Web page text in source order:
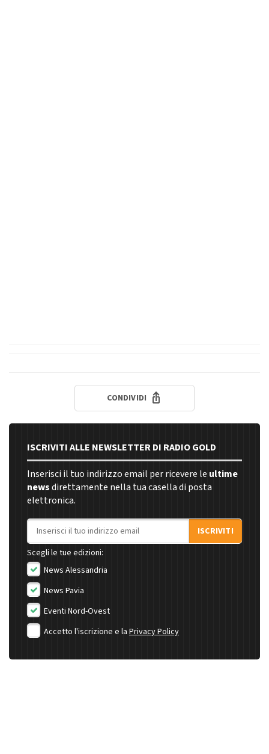
CONDIVIDI
ISCRIVITI ALLE NEWSLETTER DI RADIO GOLD
Inserisci il tuo indirizzo email per ricevere le ultime
newsdirettamente nella tua casella di posta
elettronica.
Indirizzo email
ISCRIVITI
Scegli le tue edizioni:
News Alessandria
News Pavia
Eventi Nord-Ovest
Accetto l'iscrizione e la Privacy Policy